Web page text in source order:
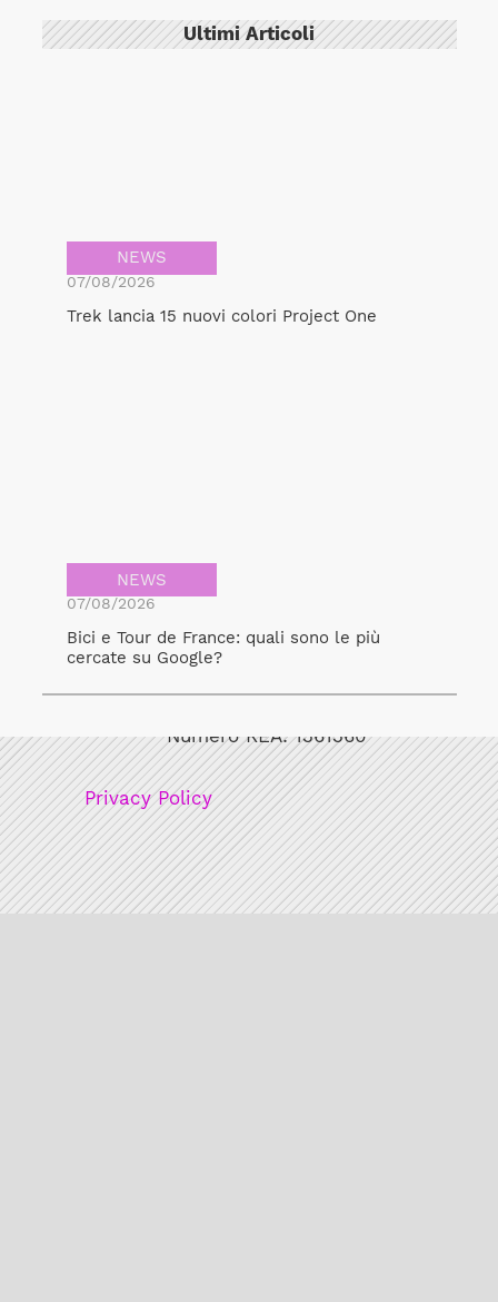
Ultimi Articoli
NEWS
07/08/2026
Trek lancia 15 nuovi colori Project One
NEWS
07/08/2026
Bici e Tour de France: quali sono le più
cercate su Google?
Numero REA: 1361360
Privacy Policy